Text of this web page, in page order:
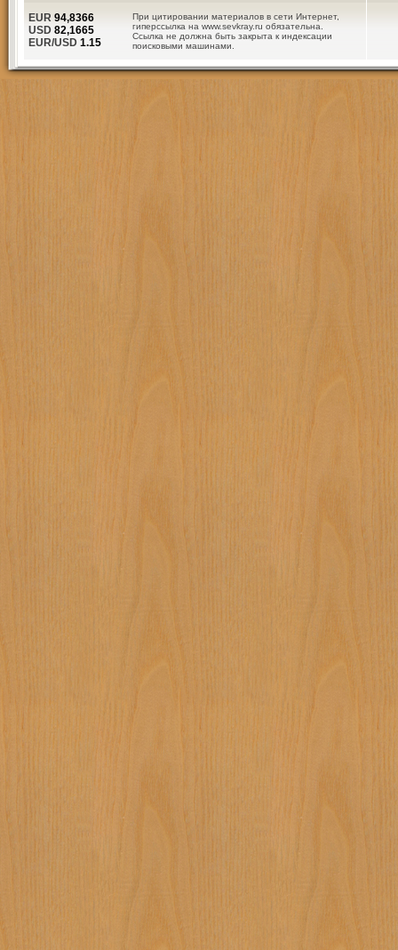
При цитировании материалов в сети Интернет,
гиперссылка на www.sevkray.ru обязательна.
Ссылка не должна быть закрыта к индексации
поисковыми машинами.
EUR 94,8366
USD 82,1665
EUR/USD 1.15